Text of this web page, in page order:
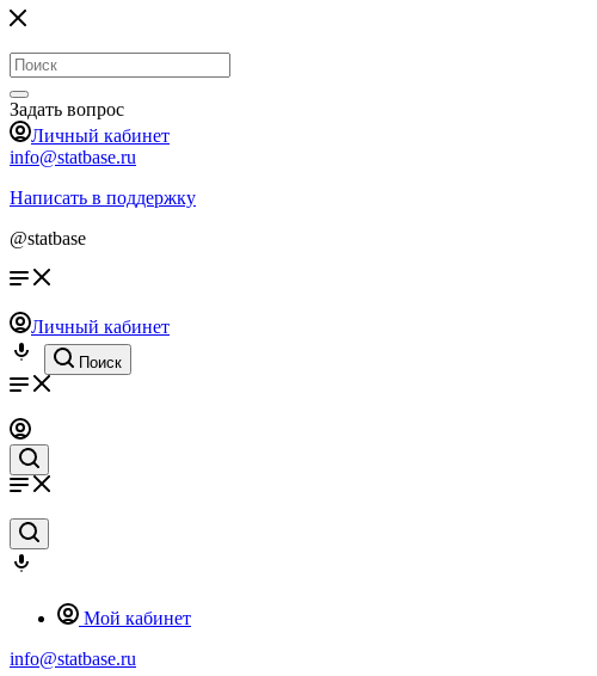
Задать вопрос
Личный кабинет
info@statbase.ru
Написать в поддержку
@statbase
Личный кабинет
Поиск
Мой кабинет
info@statbase.ru